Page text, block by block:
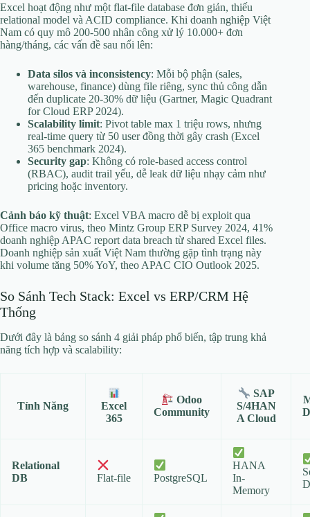
Excel hoạt động như một flat-file database đơn giản, thiếu
relational model và ACID compliance. Khi doanh nghiệp Việt
Nam có quy mô 200-500 nhân công xử lý 10.000+ đơn
hàng/tháng, các vấn đề sau nổi lên:
Data silos và inconsistency: Mỗi bộ phận (sales,
warehouse, finance) dùng file riêng, sync thủ công dẫn
đến duplicate 20-30% dữ liệu (Gartner, Magic Quadrant
for Cloud ERP 2024).
Scalability limit: Pivot table max 1 triệu rows, nhưng
real-time query từ 50 user đồng thời gây crash (Excel
365 benchmark 2024).
Security gap: Không có role-based access control
(RBAC), audit trail yếu, dễ leak dữ liệu nhạy cảm như
pricing hoặc inventory.
Cảnh báo kỹ thuật: Excel VBA macro dễ bị exploit qua
Office macro virus, theo Mintz Group ERP Survey 2024, 41%
doanh nghiệp APAC report data breach từ shared Excel files.
Doanh nghiệp sản xuất Việt Nam thường gặp tình trạng này
khi volume tăng 50% YoY, theo APAC CIO Outlook 2025.
So Sánh Tech Stack: Excel vs ERP/CRM Hệ
Thống
Dưới đây là bảng so sánh 4 giải pháp phổ biến, tập trung khả
năng tích hợp và scalability:
Tính Năng
Excel
365
Odoo
Community
SAP
S/4HAN
A Cloud
Relational
DB
Flat-file PostgreSQL
HANA
In-
Memory